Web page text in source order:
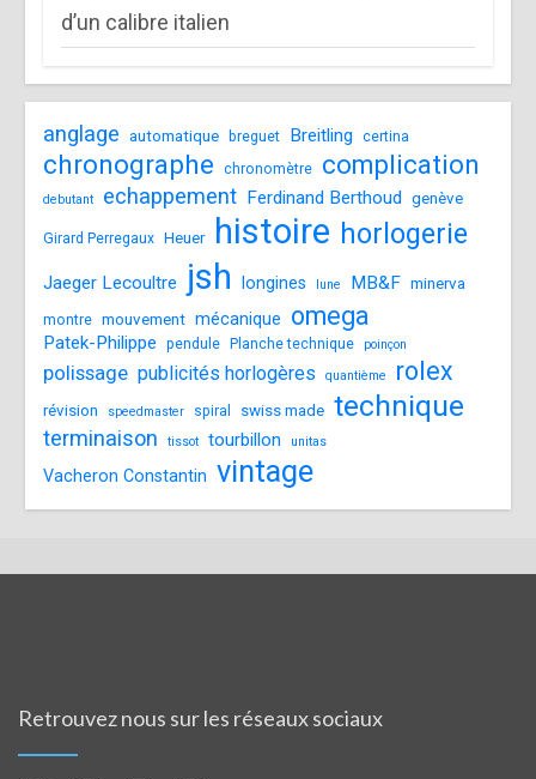
d’un calibre italien
anglage automatique breguet Breitling certina
chronographe chronomètre complication
debutant echappement Ferdinand Berthoud genève
Girard Perregaux Heuer histoire horlogerie
Jaeger Lecoultre jsh longines lune MB&F minerva
montre mouvement mécanique omega
Patek-Philippe pendule Planche technique poinçon
polissage publicités horlogères quantième rolex
révision speedmaster spiral swiss made technique
terminaison tissot tourbillon unitas
Vacheron Constantin vintage
Retrouvez nous sur les réseaux sociaux